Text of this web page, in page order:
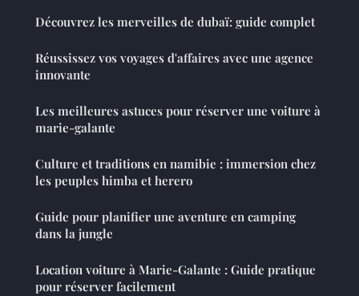
Découvrez les merveilles de dubaï: guide complet
Réussissez vos voyages d'affaires avec une agence
innovante
Les meilleures astuces pour réserver une voiture à
marie-galante
Culture et traditions en namibie : immersion chez
les peuples himba et herero
Guide pour planifier une aventure en camping
dans la jungle
Location voiture à Marie-Galante : Guide pratique
pour réserver facilement